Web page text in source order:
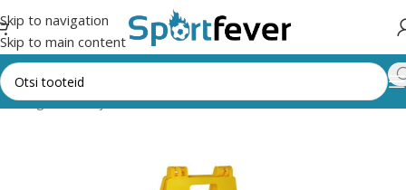
Skip to navigation
Skip to main content
kategooriad Ujumine BASSEINITARVIKUD/ MÄNGUVAHENDID